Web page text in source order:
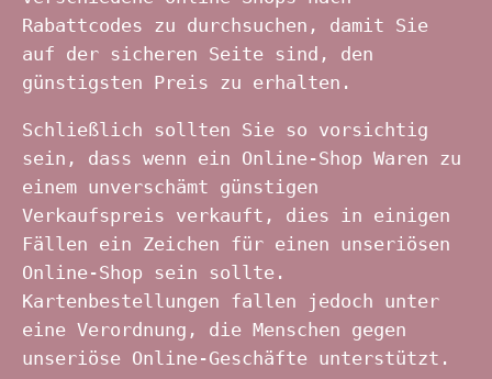
Rabattcodes zu durchsuchen, damit Sie
auf der sicheren Seite sind, den
günstigsten Preis zu erhalten.
Schließlich sollten Sie so vorsichtig
sein, dass wenn ein Online-Shop Waren zu
einem unverschämt günstigen
Verkaufspreis verkauft, dies in einigen
Fällen ein Zeichen für einen unseriösen
Online-Shop sein sollte.
Kartenbestellungen fallen jedoch unter
eine Verordnung, die Menschen gegen
unseriöse Online-Geschäfte unterstützt.